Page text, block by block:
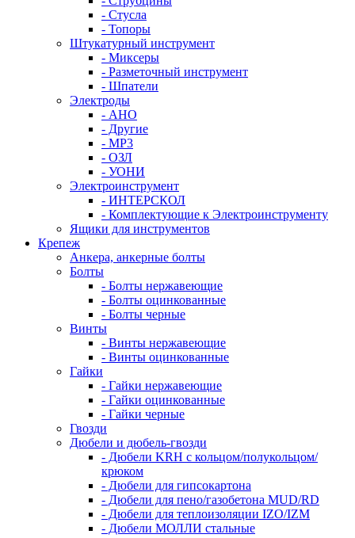
- Стусла
- Топоры
Штукатурный инструмент
- Миксеры
- Разметочный инструмент
- Шпатели
Электроды
- АНО
- Другие
- МР3
- ОЗЛ
- УОНИ
Электроинструмент
- ИНТЕРСКОЛ
- Комплектующие к Электроинструменту
Ящики для инструментов
Крепеж
Анкера, анкерные болты
Болты
- Болты нержавеющие
- Болты оцинкованные
- Болты черные
Винты
- Винты нержавеющие
- Винты оцинкованные
Гайки
- Гайки нержавеющие
- Гайки оцинкованные
- Гайки черные
Гвозди
Дюбели и дюбель-гвозди
- Дюбели KRH с кольцом/полукольцом/
крюком
- Дюбели для гипсокартона
- Дюбели для пено/газобетона MUD/RD
- Дюбели для теплоизоляции IZO/IZM
- Дюбели МОЛЛИ стальные